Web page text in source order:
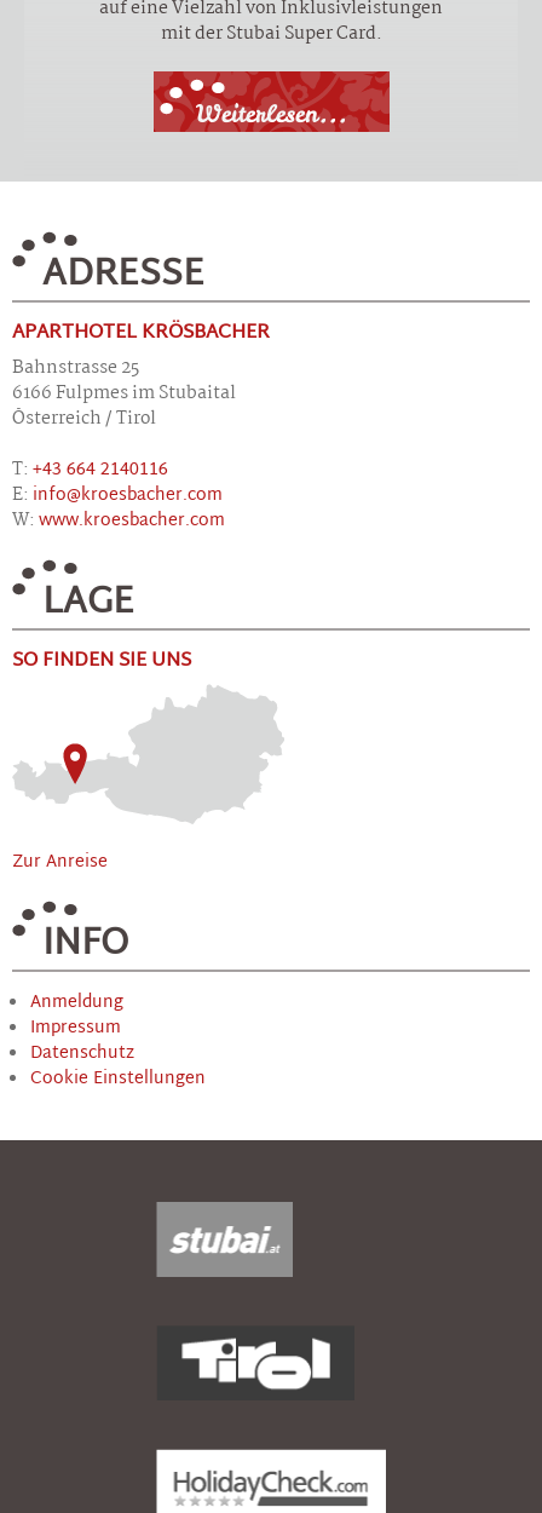
auf eine Vielzahl von Inklusivleistungen
mit der Stubai Super Card.
Weiterlesen...
ADRESSE
APARTHOTEL KRÖSBACHER
Bahnstrasse 25
6166 Fulpmes im Stubaital
Österreich / Tirol
T: +43 664 2140116
E: info@kroesbacher.com
W: www.kroesbacher.com
LAGE
SO FINDEN SIE UNS
Zur Anreise
INFO
Anmeldung
Impressum
Datenschutz
Cookie Einstellungen